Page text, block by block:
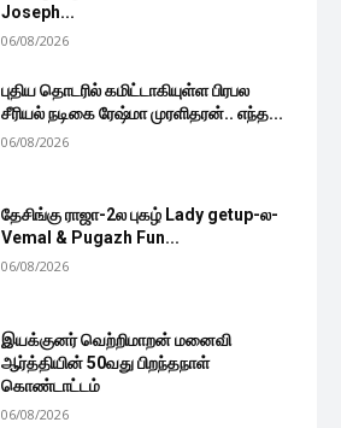
Joseph...
06/08/2026
புதிய தொடரில் கமிட்டாகியுள்ள பிரபல
சீரியல் நடிகை ரேஷ்மா முரளிதரன்.. எந்த...
06/08/2026
தேசிங்கு ராஜா-2ல புகழ் Lady getup-ல-
Vemal & Pugazh Fun...
06/08/2026
இயக்குனர் வெற்றிமாறன் மனைவி
ஆர்த்தியின் 50வது பிறந்தநாள்
கொண்டாட்டம்
06/08/2026